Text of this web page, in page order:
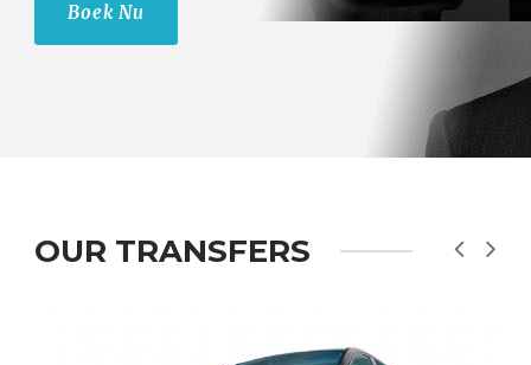
Boek Nu
OUR TRANSFERS